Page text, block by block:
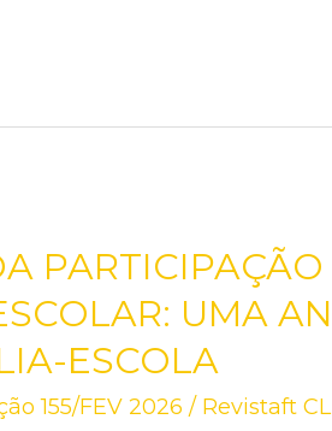
UMA
ESCOLA
155/FEV 2026 / Revistaft CL